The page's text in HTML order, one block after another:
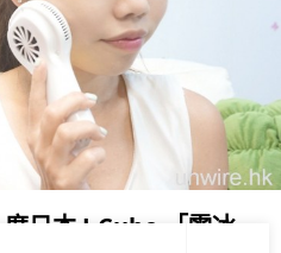
日本 J-Cube 「電冰